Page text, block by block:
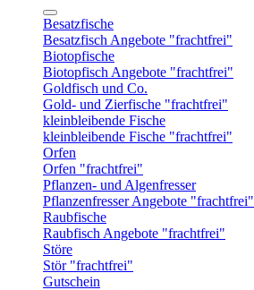
Besatzfische
Besatzfisch Angebote "frachtfrei"
Biotopfische
Biotopfisch Angebote "frachtfrei"
Goldfisch und Co.
Gold- und Zierfische "frachtfrei"
kleinbleibende Fische
kleinbleibende Fische "frachtfrei"
Orfen
Orfen "frachtfrei"
Pflanzen- und Algenfresser
Pflanzenfresser Angebote "frachtfrei"
Raubfische
Raubfisch Angebote "frachtfrei"
Störe
Stör "frachtfrei"
Gutschein